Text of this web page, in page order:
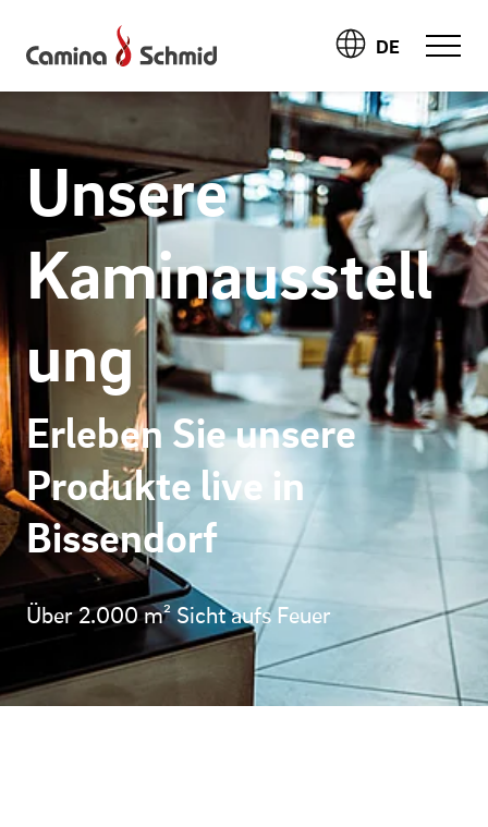
DE
Unsere
Kaminausstell
ung
Erleben Sie unsere
Produkte live in
Bissendorf
Über 2.000 m² Sicht aufs Feuer